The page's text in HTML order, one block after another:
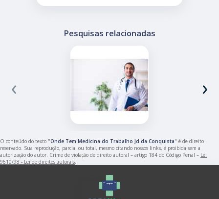
Pesquisas relacionadas
‹ ›
O conteúdo do texto "Onde Tem Medicina do Trabalho Jd da Conquista" é de direito
reservado. Sua reprodução, parcial ou total, mesmo citando nossos links, é proibida sem a
autorização do autor. Crime de violação de direito autoral – artigo 184 do Código Penal – Lei
9610/98 - Lei de direitos autorais